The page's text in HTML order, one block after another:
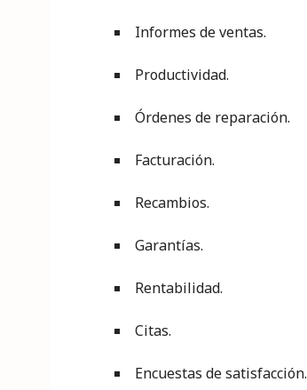
Informes de ventas.
Productividad.
Órdenes de reparación.
Facturación.
Recambios.
Garantías.
Rentabilidad.
Citas.
Encuestas de satisfacción.